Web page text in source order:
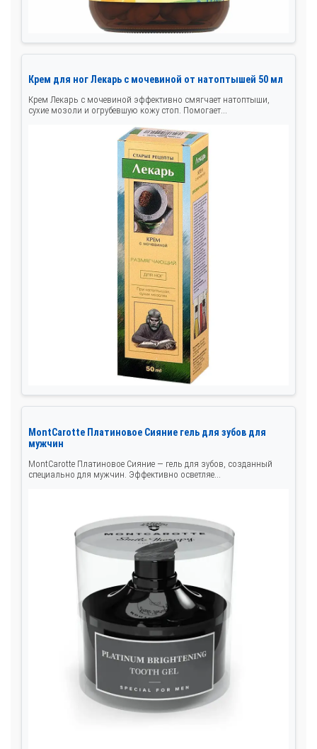
Крем для ног Лекарь с мочевиной от натоптышей 50 мл
Крем Лекарь с мочевиной эффективно смягчает натоптыши,
сухие мозоли и огрубевшую кожу стоп. Помогает...
MontCarotte Платиновое Сияние гель для зубов для
мужчин
MontCarotte Платиновое Сияние — гель для зубов, созданный
специально для мужчин. Эффективно осветляе...